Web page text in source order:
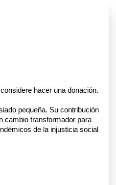
hacer una donación.
pequeña. Su contribución
cambio transformador para
de la injusticia social